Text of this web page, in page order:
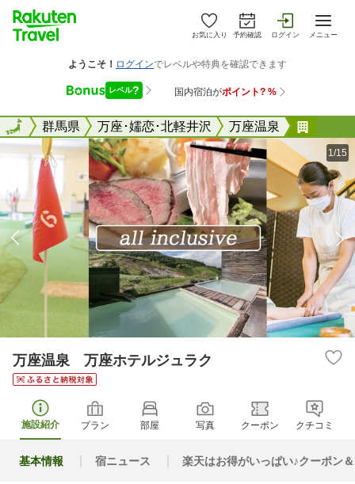
お気に入り 予約確認 ログイン メニュー
全国群馬県 万座･嬬恋･北軽井沢 万座温泉
全国
1/15
万座温泉 万座ホテルジュラク
施設紹介 プラン 部屋 写真 クーポン クチコミ
基本情報 宿ニュース 楽天はお得がいっぱい♪クーポン